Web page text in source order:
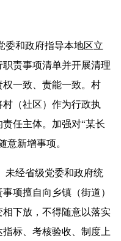
和政府指导本地区立
责事项清单并开展清理
一致、责能一致。村
村（社区）作为行政执
任主体。加强对“某长
意新增事项。
经省级党委和政府统
项擅自向乡镇（街道）
下放，不得随意以落实
标、考核验收、制度上